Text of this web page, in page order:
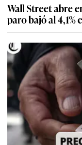
Wall Street abre
paro bajó al 4,1%